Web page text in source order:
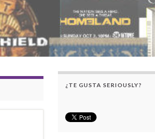
¿TE GUSTA SERIOUSLY?